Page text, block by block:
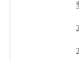
坚
2